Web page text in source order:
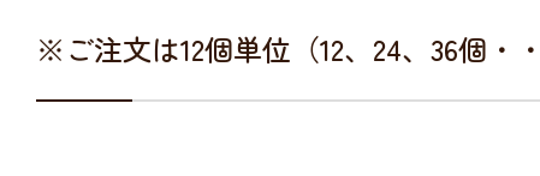
※ご注文は12個単位（12、24、36個・